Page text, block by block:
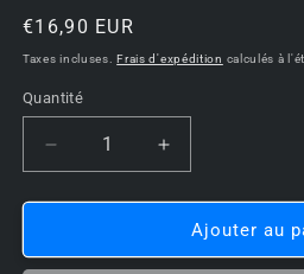
Prix
habituel
€16,90 EUR
Taxes incluses.Frais d'expédition calculés à
Quantité
Réduire
la
quantité
🦇
Augmenter
la
quantité
🦇
Ajouter au